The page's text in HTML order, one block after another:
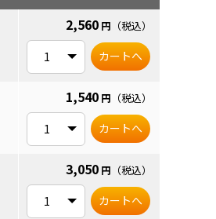
2,560 円 （税込）
カートへ
1,540 円 （税込）
カートへ
3,050 円 （税込）
カートへ